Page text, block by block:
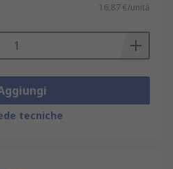
piezoelettrici
Hanno anche diversi
che si tratti di piazzole
di colla. Gli
16,87 €/unità
tecniche